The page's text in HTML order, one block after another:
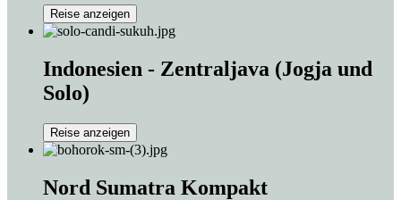
Reise anzeigen
Indonesien - Zentraljava (Jogja und
Solo)
Reise anzeigen
Nord Sumatra Kompakt